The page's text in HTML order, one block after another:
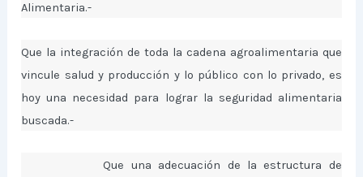
Alimentaria.-
Que la integración de toda la cadena agroalimentaria que
vincule salud y producción y lo público con lo privado, es
hoy una necesidad para lograr la seguridad alimentaria
buscada.-
Que una adecuación de la estructura de